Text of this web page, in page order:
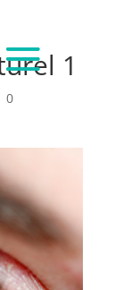
1
0